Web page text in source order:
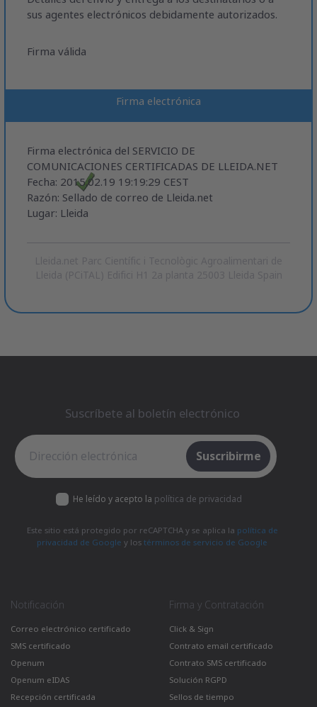
sus agentes electrónicos debidamente autorizados.
Firma válida
Firma electrónica
Firma electrónica del SERVICIO DE
COMUNICACIONES CERTIFICADAS DE LLEIDA.NET
Fecha: 2015.02.19 19:19:29 CEST
Razón: Sellado de correo de Lleida.net
Lugar: Lleida
Suscríbete al boletín electrónico
Suscribirme
He leído y acepto la política de privacidad
Este sitio está protegido por reCAPTCHA y se aplica la política de
privacidad de Google y lostérminos de servicio de Google
Notificación
Correo electrónico certificado
SMS certificado
Openum
Openum eIDAS
Recepción certificada
Firma y Contratación
Click & Sign
Contrato email certificado
Contrato SMS certificado
Solución RGPD
Sellos de tiempo